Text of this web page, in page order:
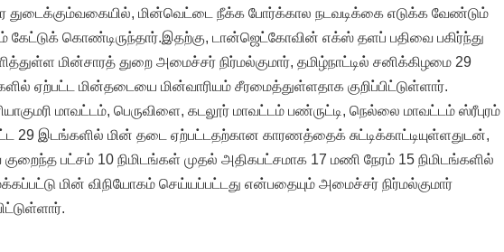
துடைக்கும்வகையில், மின்வெட்டை நீக்க போர்க்கால நடவடிக்கை எடுக்க வேண்டும்
கேட்டுக் கொண்டிருந்தார்.இதற்கு, டான்ஜெட்கோவின் எக்ஸ் தளப் பதிவை பகிர்ந்து
மின்சாரத் துறை அமைச்சர் நிர்மல்குமார், தமிழ்நாட்டில் சனிக்கிழமை 29
ஏற்பட்ட மின்தடையை மின்வாரியம் சீரமைத்துள்ளதாக குறிப்பிட்டுள்ளார்.
மாவட்டம், பெருவிளை, கடலூர் மாவட்டம் பண்ருட்டி, நெல்லை மாவட்டம் ஸ்ரீபுரம்
29 இடங்களில் மின் தடை ஏற்பட்டதற்கான காரணத்தைக் சுட்டிக்காட்டியுள்ளதுடன்,
பட்சம் 10 நிமிடங்கள் முதல் அதிகபட்சமாக 17 மணி நேரம் 15 நிமிடங்களில்
மின் விநியோகம் செய்யப்பட்டது என்பதையும் அமைச்சர் நிர்மல்குமார்